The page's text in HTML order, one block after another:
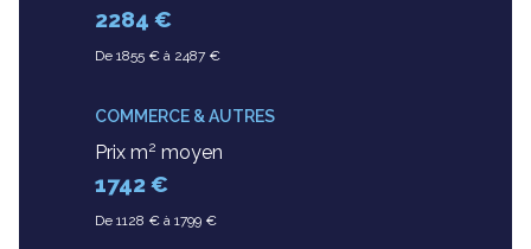
2284 €
De 1855 € à 2487 €
COMMERCE & AUTRES
Prix m2 moyen
1742 €
De 1128 € à 1799 €